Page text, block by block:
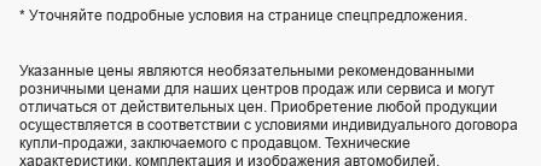
* Уточняйте подробные условия на странице спецпредложения.
Указанные цены являются необязательными рекомендованными
розничными ценами для наших центров продаж или сервиса и могут
отличаться от действительных цен. Приобретение любой продукции
осуществляется в соответствии с условиями индивидуального договора
купли-продажи, заключаемого с продавцом. Технические
характеристики, комплектация и изображения автомобилей,